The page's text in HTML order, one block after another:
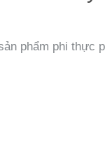
phẩm phi thực